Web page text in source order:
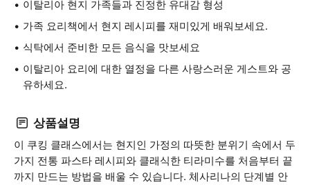
이탈리아 현지 가족들과 진정한 유대감 형성
가족 요리책에서 현지 레시피를 재미있게 배워보세요.
식탁에서 준비한 모든 음식을 맛보세요
이탈리아 요리에 대한 열정을 다른 사랑스러운 게스트와 공
유하세요.
상품설명
이 쿠킹 클래스에서는 현지인 가정의 따뜻한 분위기 속에서 두
가지 전통 파스타 레시피와 클래식한 티라미수를 처음부터 끝
까지 만드는 방법을 배울 수 있습니다. 체사리나의 단계별 안